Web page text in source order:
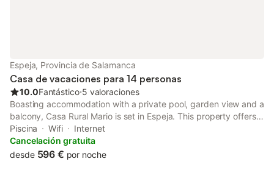
Espeja, Provincia de Salamanca
Casa de vacaciones para 14 personas
10.0Fantástico⋅5 valoraciones
Boasting accommodation with a private pool, garden view and a
balcony, Casa Rural Mario is set in Espeja. This property offers
access to a terrace, free private parking and free WiFi.
Piscina Wifi
Internet
Cancelación gratuita
desde 596 € por noche